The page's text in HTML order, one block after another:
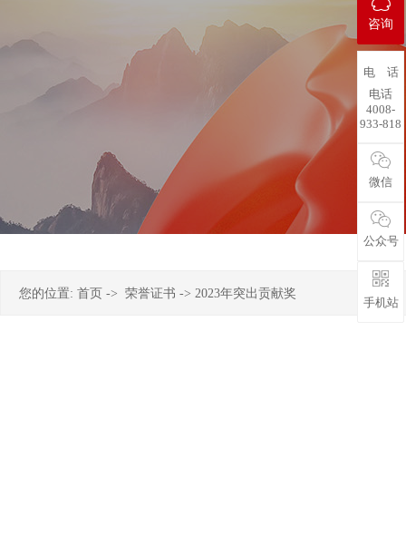
您的位置: 首页 -> 荣誉证书 -> 2023年突出贡献奖
咨询
电 话
电话
4008-
933-818
微信
公众号
手机站